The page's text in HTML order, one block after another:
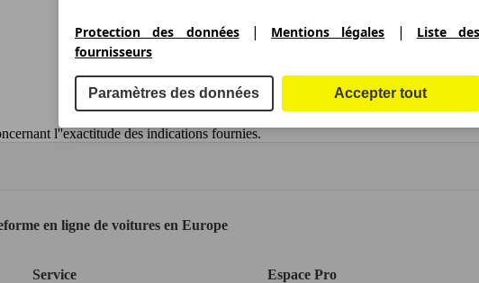
l''exactitude des indications fournies.
en ligne de voitures en Europe
Service Espace Pro
Protection des données| Mentions légales |
Liste des
fournisseurs
Paramètres des données Accepter tout